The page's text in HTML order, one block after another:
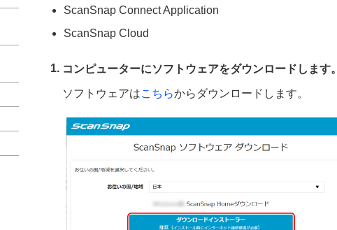
ScanSnap Connect Application
ScanSnap Cloud
コンピューターにソフトウェアをダウンロードします。
ソフトウェアはこちらからダウンロードします。